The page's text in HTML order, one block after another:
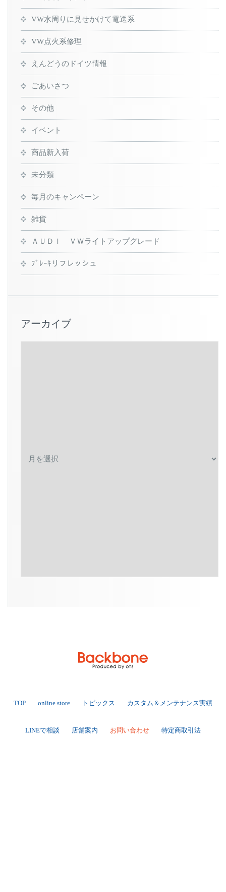
VW水周りに見せかけて電送系
VW点火系修理
えんどうのドイツ情報
ごあいさつ
その他
イベント
商品新入荷
未分類
毎月のキャンペーン
雑貨
ＡＵＤＩ ＶＷライトアップグレード
ﾌﾞﾚｰｷリフレッシュ
アーカイブ
TOP online store トピックス カスタム＆メンテナンス実績
LINEで相談 店舗案内 お問い合わせ 特定商取引法